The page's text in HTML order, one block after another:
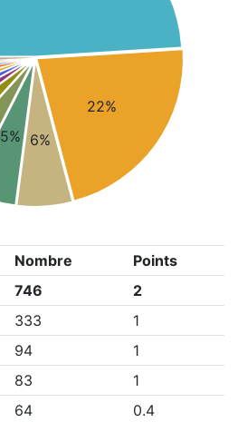
22%
6%
5%
Nombre
Points
746
2
333
1
94
1
83
1
64
0.4